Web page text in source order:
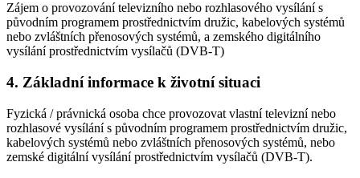
Zájem o provozování televizního nebo rozhlasového vysílání s
původním programem prostřednictvím družic, kabelových systémů
nebo zvláštních přenosových systémů, a zemského digitálního
vysílání prostřednictvím vysílačů (DVB-T)
4. Základní informace k životní situaci
Fyzická / právnická osoba chce provozovat vlastní televizní nebo
rozhlasové vysílání s původním programem prostřednictvím družic,
kabelových systémů nebo zvláštních přenosových systémů, nebo
zemské digitální vysílání prostřednictvím vysílačů (DVB-T).